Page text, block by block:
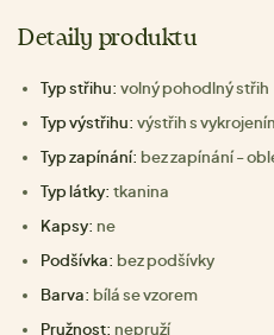
Detaily produktu
Typ střihu: volný pohodlný střih
Typ výstřihu: výstřih s
Typ zapínání: bez zapínání -
Typ látky: tkanina
Kapsy: ne
Podšívka: bez podšívky
Barva: bílá se vzorem
Pružnost: nepruží